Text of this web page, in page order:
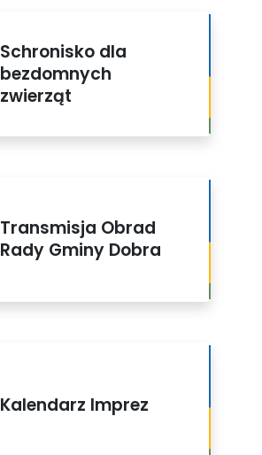
Schronisko dla
bezdomnych
zwierząt
Transmisja Obrad
Rady Gminy Dobra
Kalendarz Imprez